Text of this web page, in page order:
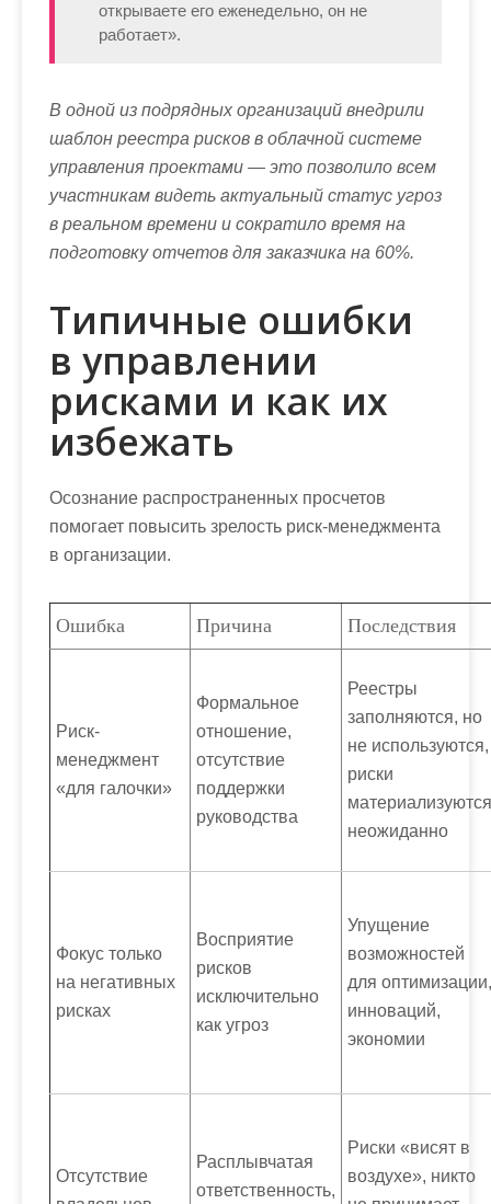
открываете его еженедельно, он не
работает».
В одной из подрядных организаций внедрили
шаблон реестра рисков в облачной системе
управления проектами — это позволило всем
участникам видеть актуальный статус угроз
в реальном времени и сократило время на
подготовку отчетов для заказчика на 60%.
Типичные ошибки
в управлении
рисками и как их
избежать
Осознание распространенных просчетов
помогает повысить зрелость риск-менеджмента
в организации.
Ошибка Причина Последствия
Риск-
менеджмент
«для галочки»
Формальное
отношение,
отсутствие
поддержки
руководства
Реестры
заполняются, но
не используются,
риски
материализуются
неожиданно
Фокус только
на негативных
рисках
Восприятие
рисков
исключительно
как угроз
Упущение
возможностей
для оптимизации,
инноваций,
экономии
Отсутствие
Расплывчатая
ответственность,
Риски «висят в
воздухе», никто